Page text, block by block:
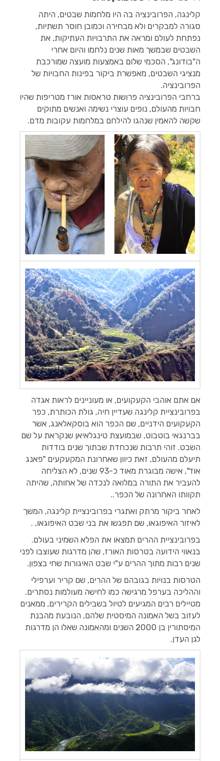
קלינגה, הפרובינציה בה היו מלחמות שבטים, היתה
סגורה למבקרים ולא מבחירה וכמובן חוסר תשתיות,
נפתחת לעולם ומראה את התרבויות העתיקות, את
השבטים שבמשך מאות שנים נלחמו והיום אחרי
ה"בודונג", הסכמי שלום באמצעות מועצה שמורכבת
מנציגי השבטים, מאפשרת ביקור בפינות החבויות של
הפרובינציה.
ברחבי הפרובינציה פרושות טראסות אורז מטריפות שהיו
חבויות מהעולם, נופים עוצרי נשימה ואנשים מתוקים
שקשה להאמין שנהגו להילחם במלחמות עקובות מדם.
אם אתם אוהבי הקעקועים, או מעוניינים לראות אגדה
בפרובינציית קלינגה שעדיין חיה, גולת הכותרת, כפר
הקעקועים הידניים, שם הכפר הוא בוסקאלאנג, אשר
בברנגאי בוטבוט, שבמועצת טינגלאיאן שנקראת על שם
השבט. זוהי תרבות שנכחדת שבתוך שנים בודדות
תיעלם מהעולם, זאת כיוון שאחרונת המקעקעים "פאנג
אוד", אישה מבוגרת מאוד כ-93 שנים, לא הצליחה
להעביר את התורה במלואה לנכדה של אחותה, שהיתה
תקוותו האחרונה של הכפר..
לאחר ביקור מרתק ואתגרי בפרובינציית קלינגה, המשך
לאיזור האיפוגאו, שם תפגשו את בני שבט האיפוגאו, .
בפרובינציית ההרים תמצאו את הפלא השמיני בעולם.
בנאווי הידועה בטרסות האורז, שהן מדרגות שעוצבו לפני
שנים רבות מתוך ההרים ע"י שבט האיגורות שחי בצפון.
הטרסות בנויות בגובהם של ההרים, שם קריר וערפילי
וההליכה בערפל מרגישה כמו לחישה מעולמות נסתרים.
מטיילים רבים המגיעים לטיול בשבילים הקרירים, ממאנים
לעזוב בשל האמונה המיסטית שלהם, הנובעת מהבנת
המיסתורין בן 2000 השנים ומהאמונה שאלו הן מדרגות
לגן העדן.